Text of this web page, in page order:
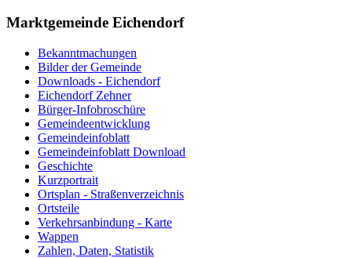
Marktgemeinde Eichendorf
Bekanntmachungen
Bilder der Gemeinde
Downloads - Eichendorf
Eichendorf Zehner
Bürger-Infobroschüre
Gemeindeentwicklung
Gemeindeinfoblatt
Gemeindeinfoblatt Download
Geschichte
Kurzportrait
Ortsplan - Straßenverzeichnis
Ortsteile
Verkehrsanbindung - Karte
Wappen
Zahlen, Daten, Statistik